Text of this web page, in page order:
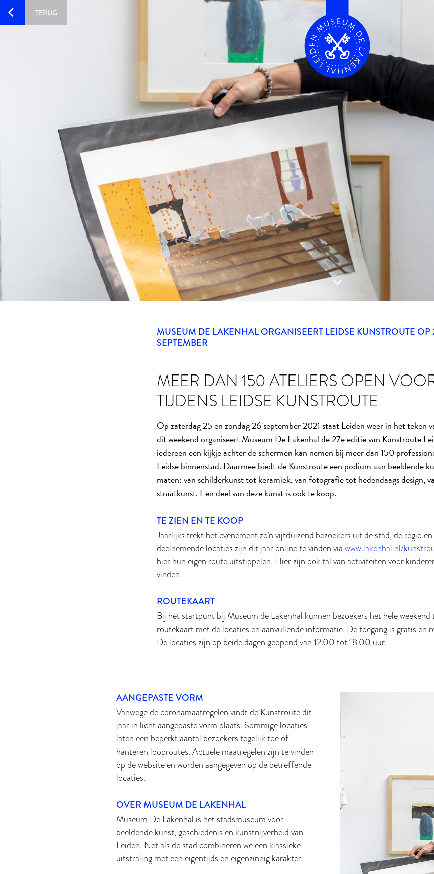
TERUG
MUSEUM DE LAKENHAL ORGANISEERT LEIDSE KUNSTROUTE OP
SEPTEMBER
MEER DAN 150 ATELIERS OPEN
TIJDENS LEIDSE KUNSTROUTE
Op zaterdag 25 en zondag 26 september 2021 staat Leiden weer in het teken
dit weekend organiseert Museum De Lakenhal de 27e editie van Kunstroute
iedereen een kijkje achter de schermen kan nemen bij meer dan 150
Leidse binnenstad. Daarmee biedt de Kunstroute een podium aan beeldende
maten: van schilderkunst tot keramiek, van fotografie tot hedendaags design,
straatkunst. Een deel van deze kunst is ook te koop.
TE ZIEN EN TE KOOP
Jaarlijks trekt het evenement zo’n vijfduizend bezoekers uit de stad, de regio
deelnemende locaties zijn dit jaar online te vinden viawww.lakenhal.nl/
hier hun eigen route uitstippelen. Hier zijn ook tal van activiteiten voor
vinden.
ROUTEKAART
Bij het startpunt bij Museum de Lakenhal kunnen bezoekers het hele
routekaart met de locaties en aanvullende informatie. De toegang is gratis en
De locaties zijn op beide dagen geopend van 12.00 tot 18.00 uur.
AANGEPASTE VORM
Vanwege de coronamaatregelen vindt de Kunstroute dit
jaar in licht aangepaste vorm plaats. Sommige locaties
laten een beperkt aantal bezoekers tegelijk toe of
hanteren looproutes. Actuele maatregelen zijn te vinden
op de website en worden aangegeven op de betreffende
locaties.
OVER MUSEUM DE LAKENHAL
Museum De Lakenhal is het stadsmuseum voor
beeldende kunst, geschiedenis en kunstnijverheid van
Leiden. Net als de stad combineren we een klassieke
uitstraling met een eigentijds en eigenzinnig karakter.